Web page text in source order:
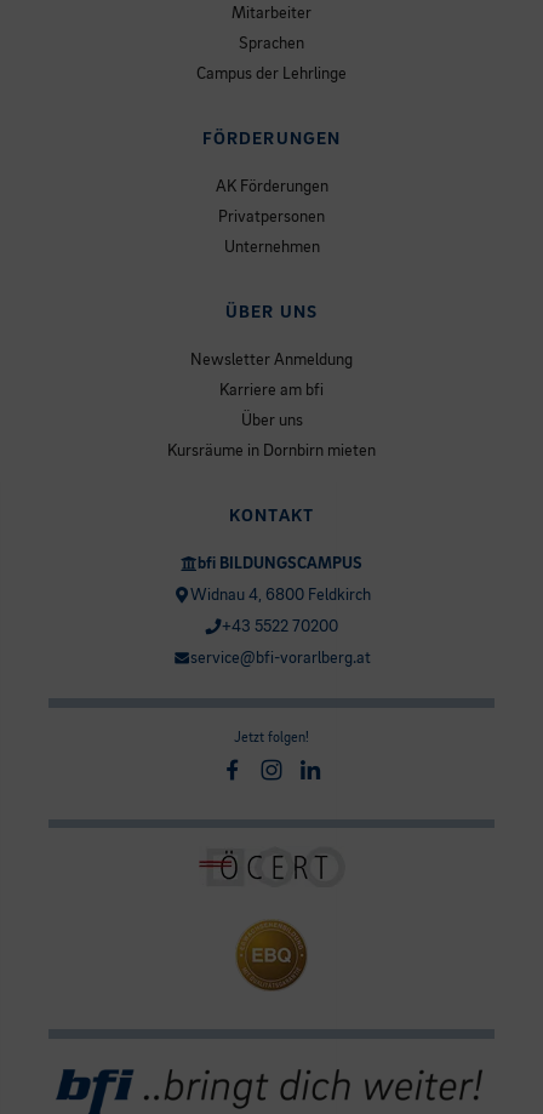
Mitarbeiter
Sprachen
Campus der Lehrlinge
FÖRDERUNGEN
AK Förderungen
Privatpersonen
Unternehmen
ÜBER UNS
Newsletter Anmeldung
Karriere am bfi
Über uns
Kursräume in Dornbirn mieten
KONTAKT
bfi BILDUNGSCAMPUS
Widnau 4, 6800 Feldkirch
+43 5522 70200
service@bfi-vorarlberg.at
Jetzt folgen!
Facebook
Instagram
Linkedin